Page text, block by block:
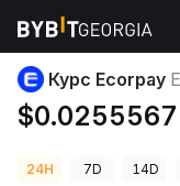
Цены криптовалют
Курс Ecorpay
24H 7D 14D